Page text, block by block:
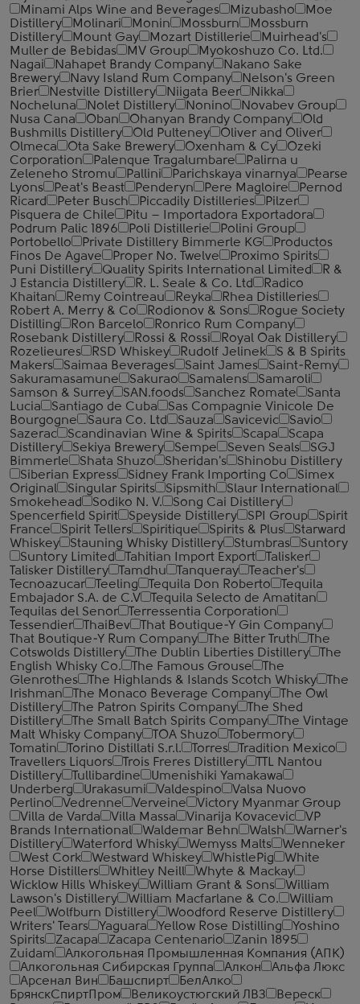
Minami Alps Wine and Beverages
Mizubasho
Moe
Distillery
Molinari Monin Mossburn
Mossburn
Distillery
Mount Gay Mozart Distillerie
Muirhead's
Muller de Bebidas
MV Group
Myokoshuzo Co. Ltd.
Nagai
Nahapet Brandy Company
Nakano Sake
Brewery
Navy Island Rum Company
Nelson's Green
Brier
Nestville Distillery Niigata Beer
Nikka
Nocheluna
Nolet Distillery Nonino
Novabev Group
Nusa Cana
Oban Ohanyan Brandy Company
Old
Bushmills Distillery
Old Pulteney
Oliver and Oliver
Olmeca
Ota Sake Brewery Oxenham & Cy
Ozeki
Corporation
Palenque Tragalumbare
Palirna u
Zeleneho Stromu
Pallini Parichskaya vinarnya
Pearse
Lyons
Peat's Beast Penderyn Pere Magloire
Pernod
Ricard
Peter Busch Piccadily Distilleries
Pilzer
Pisquera de Chile
Pitu – Importadora Exportadora
Podrum Palic 1896
Poli Distillerie
Polini Group
Portobello
Private Distillery Bimmerle KG
Productos
Finos De Agave
Proper No. Twelve
Proximo Spirits
Puni Distillery
Quality Spirits International Limited
R &
J Estancia Distillery
R. L. Seale & Co. Ltd
Radico
Khaitan
Remy Cointreau Reyka
Rhea Distilleries
Robert A. Merry & Co
Rodionov & Sons
Rogue Society
Distilling
Ron Barcelo
Ronrico Rum Company
Rosebank Distillery
Rossi & Rossi
Royal Oak Distillery
Rozelieures
RSD Whiskey Rudolf Jelinek
S & B Spirits
Makers
Saimaa Beverages Saint James
Saint-Remy
Sakuramasamune
Sakurao Samalens
Samaroli
Samson & Surrey
SAN.foods Sanchez Romate
Santa
Lucia
Santiago de Cuba
Sas Compagnie Vinicole De
Bourgogne
Saura Co. Ltd Sauza Savicevic
Savio
Sazerac
Scandinavian Wine & Spirits Scapa
Scapa
Distillery
Sekiya Brewery Sempe Seven Seals
SGJ
Bimmerle
Shata Shuzo Sheridan's
Shinobu Distillery
Siberian Express
Sidney Frank Importing Co
Simex
Original
Singular Spirits Sipsmith
Slaur International
Smokehead
Sodiko N. V.
Song Cai Distillery
Spencerfield Spirit
Speyside Distillery SPI Group
Spirit
France
Spirit Tellers Spiritique Spirits & Plus
Starward
Whiskey
Stauning Whisky Distillery Stumbras
Suntory
Suntory Limited
Tahitian Import Export
Talisker
Talisker Distillery
Tamdhu Tanqueray
Teacher's
Tecnoazucar
Teeling Tequila Don Roberto
Tequila
Embajador S.A. de C.V
Tequila Selecto de Amatitan
Tequilas del Senor
Terressentia Corporation
Tessendier
ThaiBev
That Boutique-Y Gin Company
That Boutique-Y Rum Company
The Bitter Truth
The
Cotswolds Distillery
The Dublin Liberties Distillery
The
English Whisky Co.
The Famous Grouse
The
Glenrothes
The Highlands & Islands Scotch Whisky
The
Irishman
The Monaco Beverage Company
The Owl
Distillery
The Patron Spirits Company
The Shed
Distillery
The Small Batch Spirits Company
The Vintage
Malt Whisky Company
TOA Shuzo
Tobermory
Tomatin
Torino Distillati S.r.l. Torres
Tradition Mexico
Travellers Liquors
Trois Freres Distillery
TTL Nantou
Distillery
Tullibardine
Umenishiki Yamakawa
Underberg
Urakasumi Valdespino
Valsa Nuovo
Perlino
Vedrenne Verveine
Victory Myanmar Group
Villa de Varda
Villa Massa Vinarija Kovacevic
VP
Brands International
Waldemar Behn Walsh
Warner's
Distillery
Waterford Whisky Wemyss Malts
Wenneker
West Cork
Westward Whiskey WhistlePig
White
Horse Distillers
Whitley Neill
Whyte & Mackay
Wicklow Hills Whiskey
William Grant & Sons
William
Lawson's Distillery
William Macfarlane & Co.
William
Peel
Wolfburn Distillery
Woodford Reserve Distillery
Writers' Tears
Yaguara Yellow Rose Distilling
Yoshino
Spirits
Zacapa Zacapa Centenario
Zanin 1895
Zuidam
Алкогольная Промышленная Компания (АПК)
Алкогольная Сибирская Группа
Алкон
Альфа Люкс
Арсенал Вин
Башспирт
БелАлко
БрянскСпиртПром
Великоустюгский ЛВЗ
Вереск